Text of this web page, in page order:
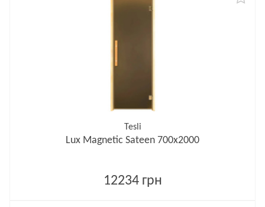
Tesli
Lux Magnetic Sateen 700х2000
12234 грн